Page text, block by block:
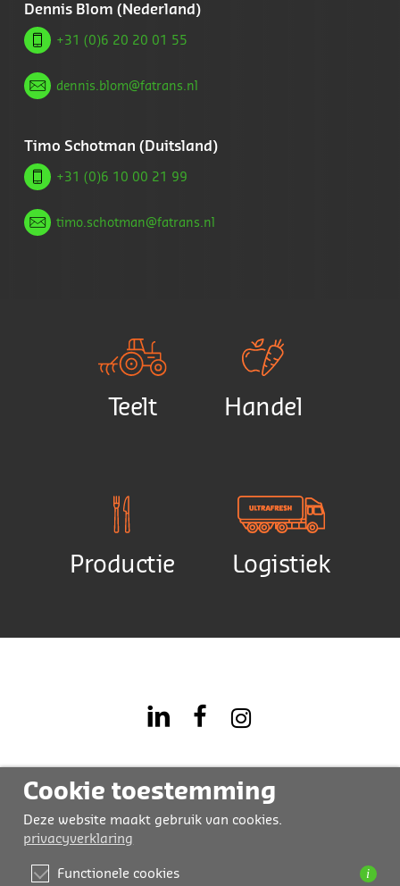
Dennis Blom (Nederland)
+31 (0)6 20 20 01 55
dennis.blom@fatrans.nl
Timo Schotman (Duitsland)
+31 (0)6 10 00 21 99
timo.schotman@fatrans.nl
Teelt Handel
Productie Logistiek
Cookie toestemming
Deze website maakt gebruik van cookies.
privacyverklaring
Functionele cookies i